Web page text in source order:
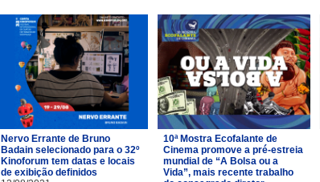
Nervo Errante de Bruno
Badain selecionado para o 32º
Kinoforum tem datas e locais
de exibição definidos
10ª Mostra Ecofalante de
Cinema promove a pré-estreia
mundial de “A Bolsa ou a
Vida”, mais recente trabalho